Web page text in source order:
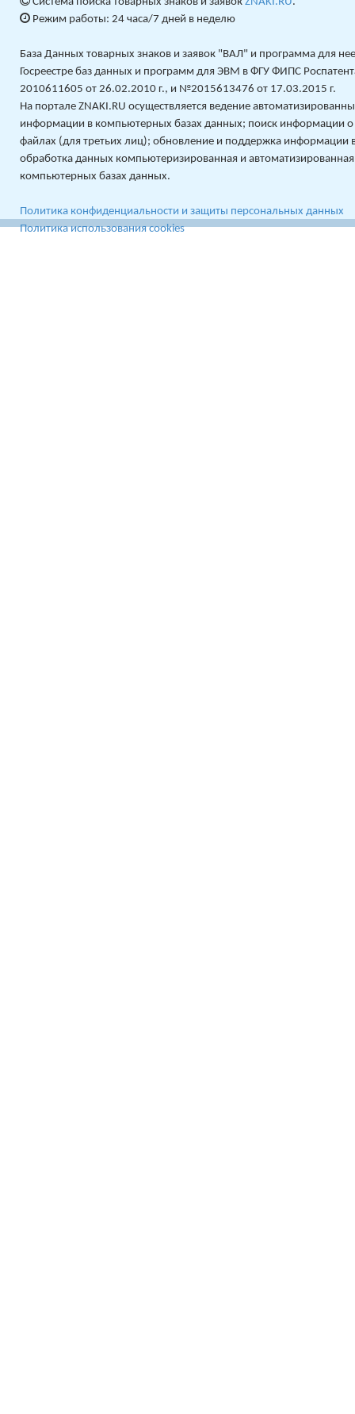
Режим работы: 24 часа/7 дней в неделю
База Данных товарных знаков и заявок "ВАЛ" и программа для
Госреестре баз данных и программ для ЭВМ в ФГУ ФИПС
2010611605 от 26.02.2010 г., и №2015613476 от 17.03.2015 г.
На портале ZNAKI.RU осуществляется ведение
информации в компьютерных базах данных; поиск информации
файлах (для третьих лиц); обновление и поддержка информации
обработка данных компьютеризированная и
компьютерных базах данных.
Политика конфиденциальности и защиты персональных данных
Политика использования cookies